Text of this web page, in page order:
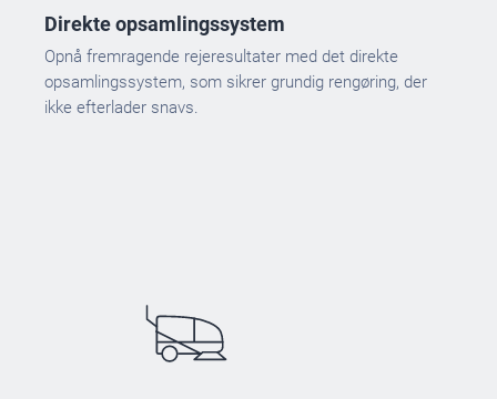
Direkte opsamlingssystem
Opnå fremragende rejeresultater med det direkte
opsamlingssystem, som sikrer grundig rengøring, der
ikke efterlader snavs.